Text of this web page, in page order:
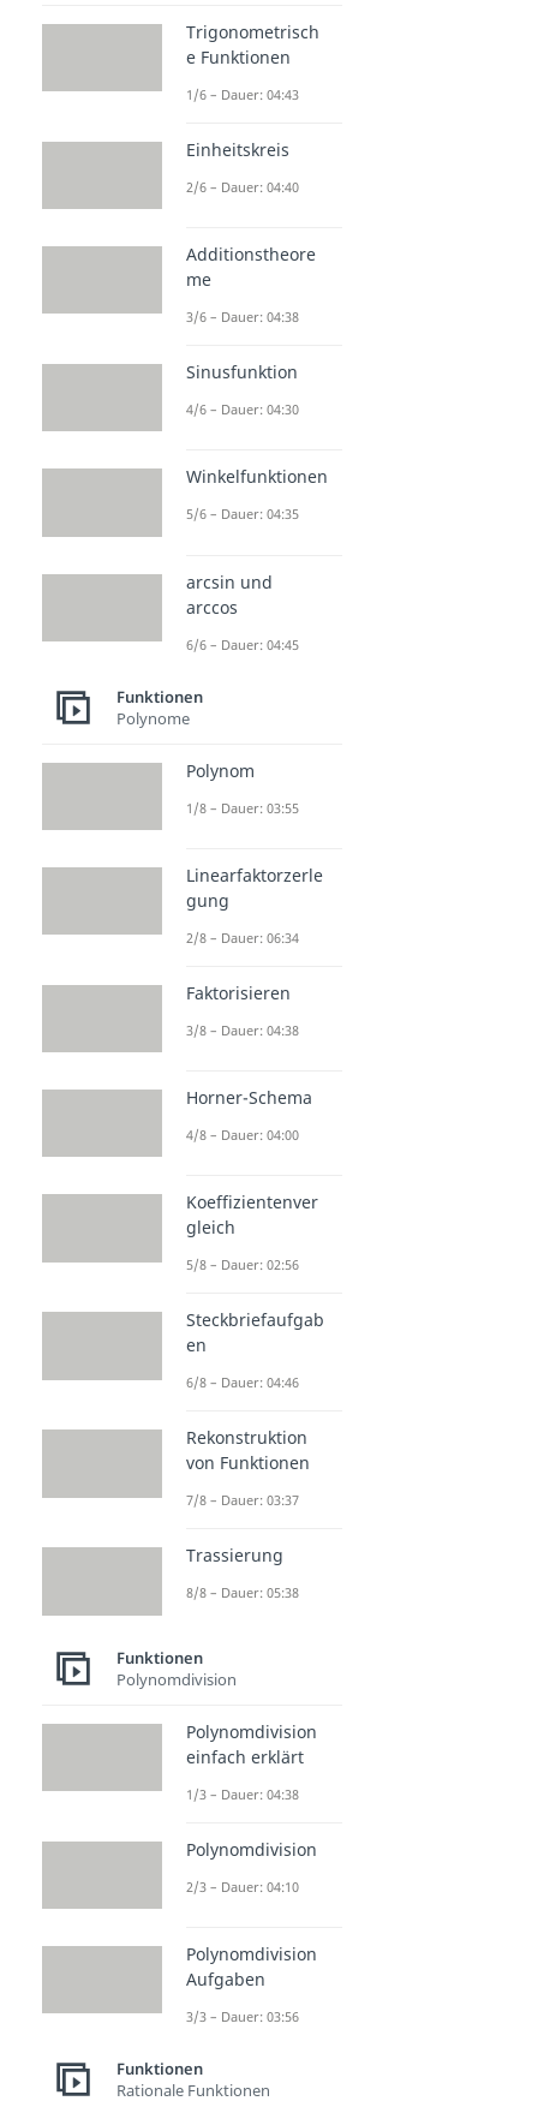
Trigonometrisch
e Funktionen
1/6 – Dauer: 04:43
Einheitskreis
2/6 – Dauer: 04:40
Additionstheore
me
3/6 – Dauer: 04:38
Sinusfunktion
4/6 – Dauer: 04:30
Winkelfunktionen
5/6 – Dauer: 04:35
arcsin und
arccos
6/6 – Dauer: 04:45
Funktionen
Polynome
Polynom
1/8 – Dauer: 03:55
Linearfaktorzerle
gung
2/8 – Dauer: 06:34
Faktorisieren
3/8 – Dauer: 04:38
Horner-Schema
4/8 – Dauer: 04:00
Koeffizientenver
gleich
5/8 – Dauer: 02:56
Steckbriefaufgab
en
6/8 – Dauer: 04:46
Rekonstruktion
von Funktionen
7/8 – Dauer: 03:37
Trassierung
8/8 – Dauer: 05:38
Funktionen
Polynomdivision
Polynomdivision
einfach erklärt
1/3 – Dauer: 04:38
Polynomdivision
2/3 – Dauer: 04:10
Polynomdivision
Aufgaben
3/3 – Dauer: 03:56
Funktionen
Rationale Funktionen